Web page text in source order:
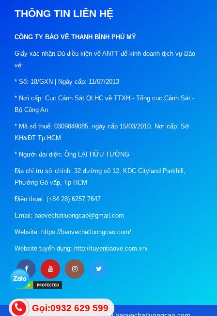
THÔNG TIN LIÊN HỆ
CÔNG TY BẢO VỆ THANH BÌNH PHÚ MỸ
Giấy xác nhận Đủ điều kiện về ANTT để kinh doanh dịch vụ Bảo
vệ:
* Số: 18/GXN | Ngày cấp: 11/07/2013
* Nơi cấp: Cục Cảnh Sát QLHC về TTXH - Tổng cục Cảnh Sát -
Bộ Công An
* Mã số thuế: 0309849085, ngày cấp 15/03/2010. Nơi cấp: Sở
KH&ĐT Tp.HCM
* Người đại diện: Ông LẠI HỮU TƯỜNG
Địa chỉ trụ sở chính: 32 đường số 12, KDC Cityland Parkhill,
Phường Gò vấp, Tp HCM
Điện thoại: (+84 28) 6257 7647
Email: baovechatluongcao@gmail.com
Website: https://baovechatluongcao.com/
Website tuyển dụng: http://tuyenbaove.com.vn/
Gọi:0932 629 599